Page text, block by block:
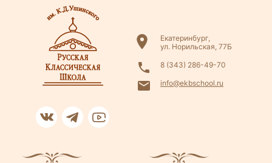
Екатеринбург,
ул. Норильская, 77Б
8 (343) 286-49-70
info@ekbschool.ru